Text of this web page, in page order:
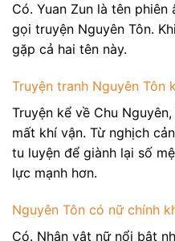
Có. Yuan Zun là tên
gọi truyện Nguyên Tôn.
gặp cả hai tên này.
Truyện tranh Nguyên Tôn
Truyện kể về Chu
mất khí vận. Từ nghịch
tu luyện để giành lại số
lực mạnh hơn.
Nguyên Tôn có nữ chính
Có. Nhân vật nữ nổi bật